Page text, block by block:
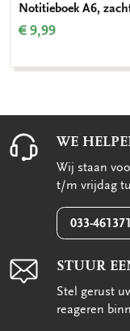
Notitieboek A6,
€ 9,99
WE
Wij staan
t/m vrijdag
033-
STUUR
Stel gerust
reageren